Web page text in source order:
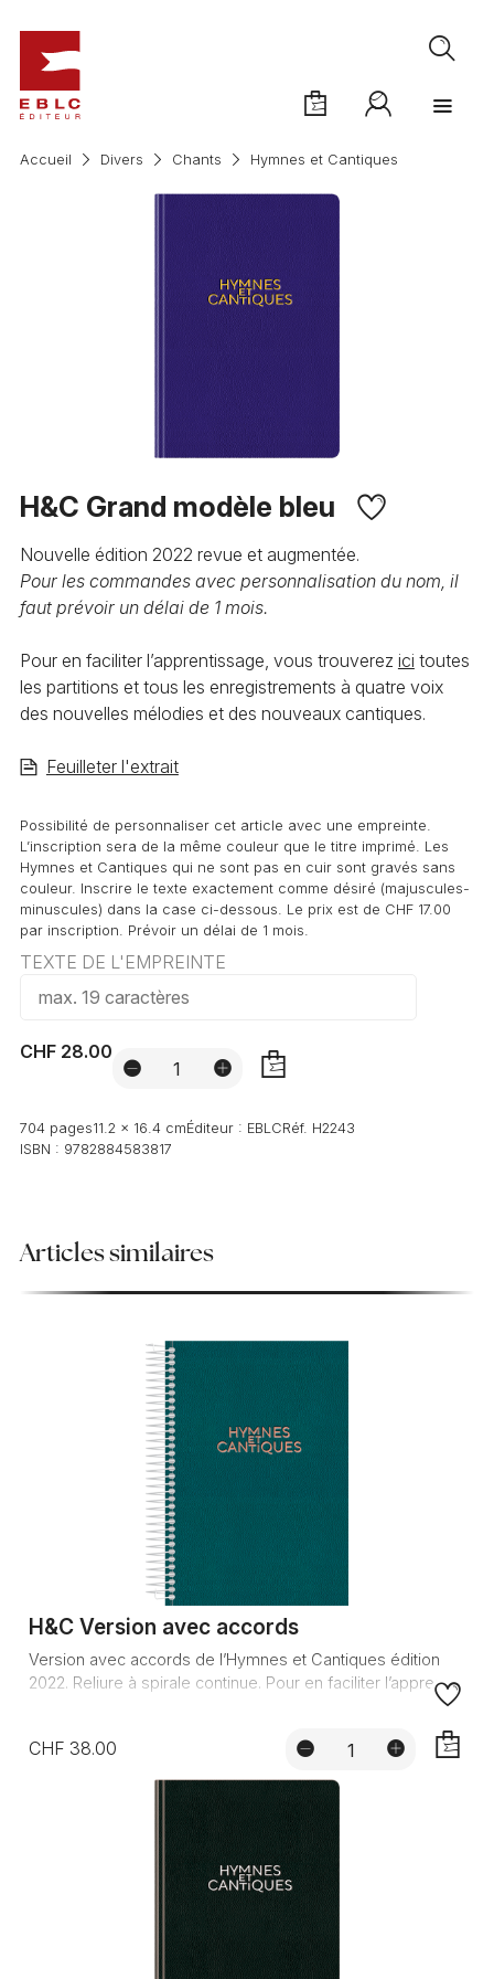
Accueil Divers Chants Hymnes et Cantiques
H&C Grand modèle bleu
Nouvelle édition 2022 revue et augmentée.
Pour les commandes avec personnalisation du nom, il
faut prévoir un délai de 1 mois.
Pour en faciliter l’apprentissage, vous trouverez ici toutes
les partitions et tous les enregistrements à quatre voix
des nouvelles mélodies et des nouveaux cantiques.
Feuilleter l'extrait
Possibilité de personnaliser cet article avec une empreinte.
L’inscription sera de la même couleur que le titre imprimé. Les
Hymnes et Cantiques qui ne sont pas en cuir sont gravés sans
couleur. Inscrire le texte exactement comme désiré (majuscules-
minuscules) dans la case ci-dessous. Le prix est de CHF 17.00
par inscription. Prévoir un délai de 1 mois.
TEXTE DE L'EMPREINTE
CHF 28.00
704 pages11.2 x 16.4 cmÉditeur : EBLCRéf. H2243
ISBN : 9782884583817
Articles similaires
H&C Version avec accords
Version avec accords de l’Hymnes et Cantiques édition
2022. Reliure à spirale continue. Pour en faciliter l’apprenti...
CHF 38.00